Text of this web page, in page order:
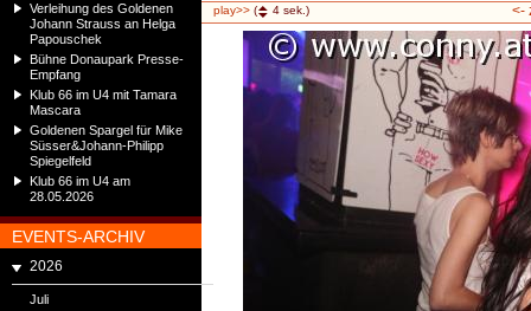
Verleihung des Goldenen
Johann Strauss an Helga
Papouschek
Bühne Donaupark Presse-
Empfang
Klub 66 im U4 mit Tamara
Mascara
Goldenen Spargel für Mike
Süsser&Johann-Philipp
Spiegelfeld
Klub 66 im U4 am
28.05.2026
EVENTS-ARCHIV
2026
Juli
play>> ( 4 sek.) <-